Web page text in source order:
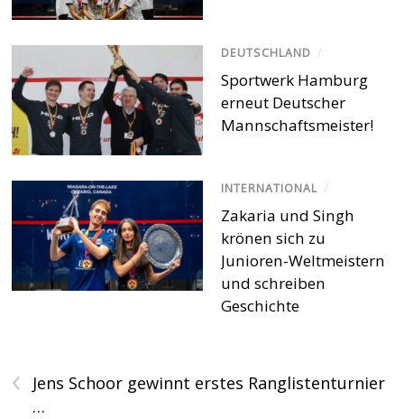
DEUTSCHLAND /
Sportwerk Hamburg
erneut Deutscher
Mannschaftsmeister!
INTERNATIONAL /
Zakaria und Singh
krönen sich zu
Junioren-Weltmeistern
und schreiben
Geschichte
‹
Jens Schoor gewinnt erstes Ranglistenturnier
…